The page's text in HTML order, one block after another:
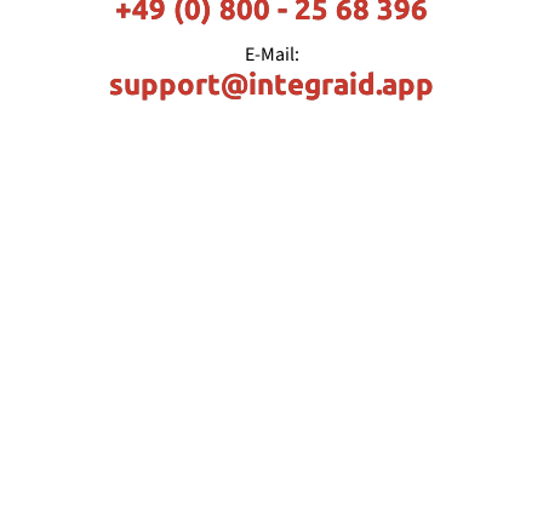
+49 (0) 800 - 25 68 396
E-Mail:
support@integraid.app